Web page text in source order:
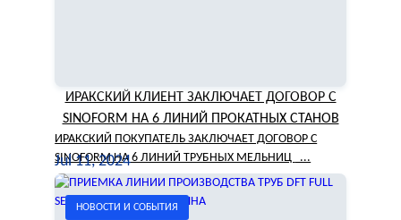
ИРАКСКИЙ КЛИЕНТ ЗАКЛЮЧАЕТ ДОГОВОР С
SINOFORM НА 6 ЛИНИЙ ПРОКАТНЫХ СТАНОВ
ИРАКСКИЙ ПОКУПАТЕЛЬ ЗАКЛЮЧАЕТ ДОГОВОР С
SINOFORM НА 6 ЛИНИЙ ТРУБНЫХ МЕЛЬНИЦ ...
Jul 11, 2024
НОВОСТИ И СОБЫТИЯ